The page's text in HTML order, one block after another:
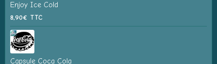
Enjoy Ice Cold
8,90€ TTC
Capsule Coca Cola